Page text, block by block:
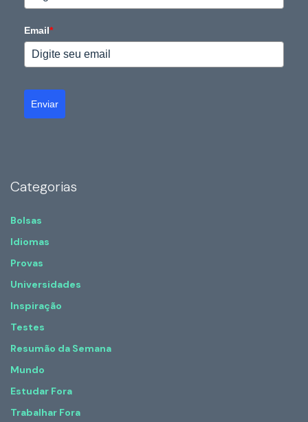
Email*
Enviar
Categorias
Bolsas
Idiomas
Provas
Universidades
Inspiração
Testes
Resumão da Semana
Mundo
Estudar Fora
Trabalhar Fora